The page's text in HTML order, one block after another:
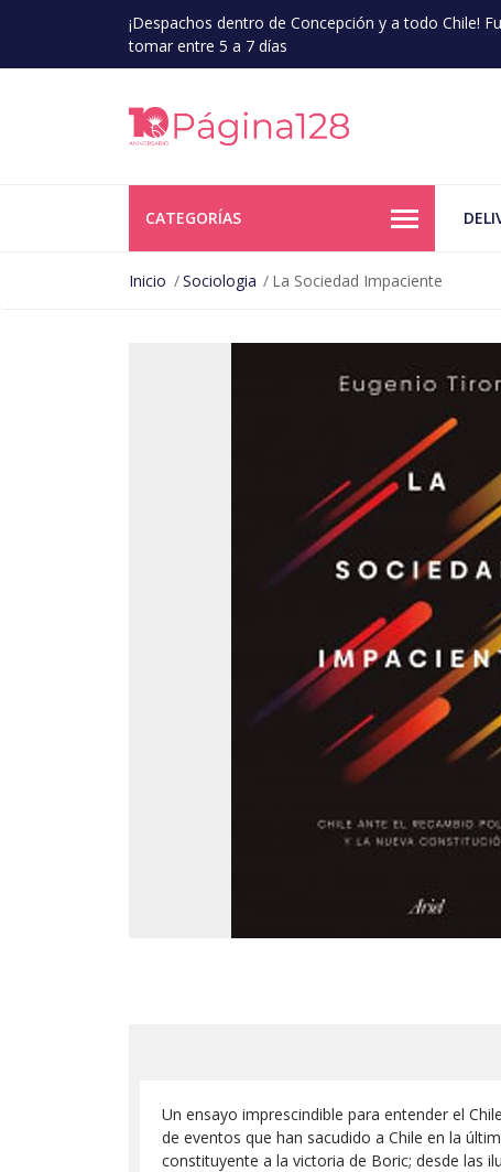
¡Despachos dentro de Concepción y a todo Chile!
tomar entre 5 a 7 días
CATEGORÍAS
Inicio Sociologia La Sociedad Impaciente
Un ensayo imprescindible para entender el
de eventos que han sacudido a Chile en la
constituyente a la victoria de Boric; desde las